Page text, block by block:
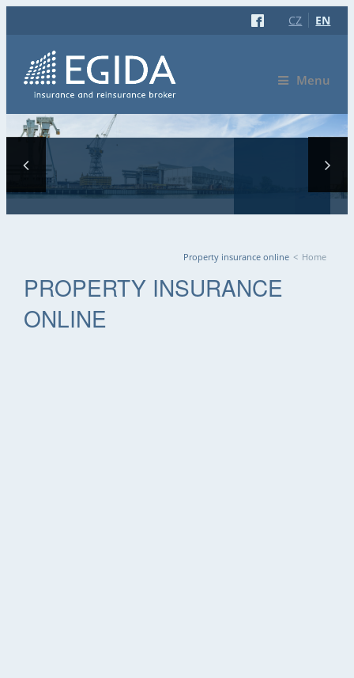
CZ EN
Menu
Home
<
Property insurance online
PROPERTY INSURANCE
ONLINE